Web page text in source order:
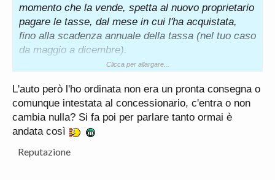
momento che la vende, spetta al nuovo proprietario
pagare le tasse, dal mese in cui l'ha acquistata,
fino alla scadenza annuale della tassa (nel tuo caso
da maggio a dicembre).
Ma questo te lo doveva dire già chi ti ha venduto
esenzione.
Clicca per allargare...
L'auto però l'ho ordinata non era un pronta consegna o
comunque intestata al concessionario, c'entra o non
cambia nulla? Si fa poi per parlare tanto ormai è
andata così
Reputazione